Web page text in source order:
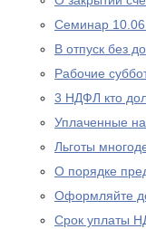
Семинар
В отпуск без
Рабочие
3 НДФЛ кто
Уплаченные
Льготы
О порядке
Оформляйте
Срок уплаты